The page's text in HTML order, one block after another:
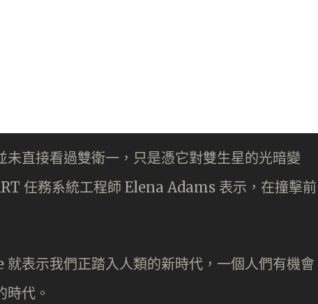
直接看過雙衛一，只是憑它對雙生星的光暗變
任務系統工程師 Elena Adams 表示，在撞擊前
表示我們正踏入人類的新時代，一個人們有機會
代。